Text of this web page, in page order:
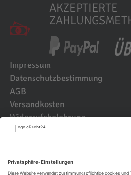
AKZEPTIERTE
Impressum
Datenschutzbestimmung
AGB
Versandkosten
Widerrufsbelehrung
Kundenbewertungen